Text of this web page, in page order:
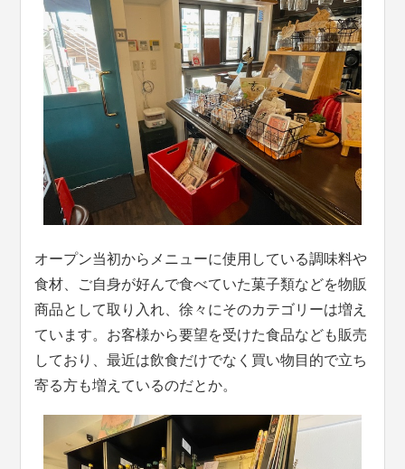
オープン当初からメニューに使用している調味料や
食材、ご自身が好んで食べていた菓子類などを物販
商品として取り入れ、徐々にそのカテゴリーは増え
ています。お客様から要望を受けた食品なども販売
しており、最近は飲食だけでなく買い物目的で立ち
寄る方も増えているのだとか。